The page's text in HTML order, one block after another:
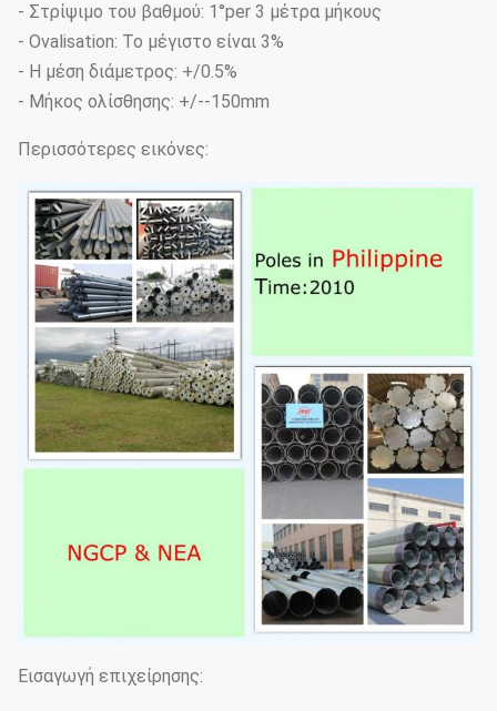
- Στρίψιμο του βαθμού: 1°per 3 μέτρα μήκους
- Ovalisation: Το μέγιστο είναι 3%
- Η μέση διάμετρος: +/0.5%
- Μήκος ολίσθησης: +/--150mm
Περισσότερες εικόνες:
Εισαγωγή επιχείρησης: